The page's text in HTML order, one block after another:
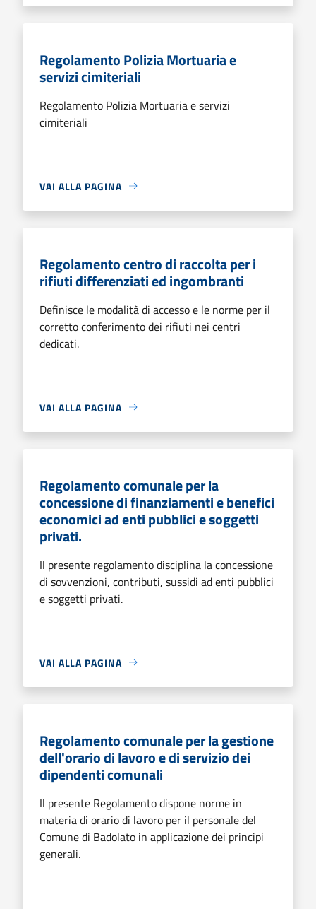
Regolamento Polizia Mortuaria e
servizi cimiteriali
Regolamento Polizia Mortuaria e servizi
cimiteriali
VAI ALLA PAGINA
Regolamento centro di raccolta per i
rifiuti differenziati ed ingombranti
Definisce le modalità di accesso e le norme per il
corretto conferimento dei rifiuti nei centri
dedicati.
VAI ALLA PAGINA
Regolamento comunale per la
concessione di finanziamenti e benefici
economici ad enti pubblici e soggetti
privati.
Il presente regolamento disciplina la concessione
di sovvenzioni, contributi, sussidi ad enti pubblici
e soggetti privati.
VAI ALLA PAGINA
Regolamento comunale per la gestione
dell'orario di lavoro e di servizio dei
dipendenti comunali
Il presente Regolamento dispone norme in
materia di orario di lavoro per il personale del
Comune di Badolato in applicazione dei principi
generali.